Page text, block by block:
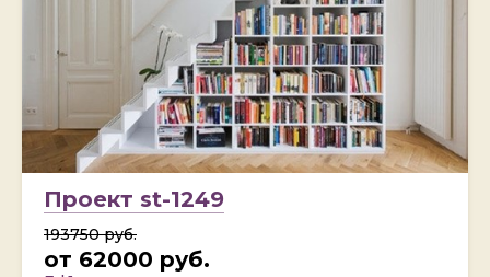
Проект st-1249
193750 руб.
от 62000 руб.